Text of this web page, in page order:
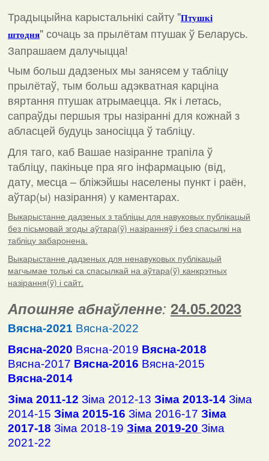
Традыцыйна карыстальнікі сайту "Птушкі
штодня"сочаць за прылётам птушак ў Беларусь.
Запрашаем далучыцца!
Чым больш дадзеных мы занясем у табліцу
прылётаў, тым больш адэкватная карціна
вяртання птушак атрымаецца. Як і летась,
сапраўды першыя тры назіранні для кожнай з
абласцей будуць заносіцца ў табліцу.
Для таго, каб Вашае назіранне трапіла ў
табліцу, пакіньце пра яго інфармацыю (від,
дату, месца – бліжэйшы населены пункт і раён,
аўтар(ы) назірання) у каментарах.
Выкарыстанне дадзеных з табліцы для навуковых публікацый
без пісьмовай згоды аўтара(ў) назіранняў і без спасылкі на
табліцу забаронена.
Выкарыстанне дадзеных для ненавуковых публікацый
магчымае толькі са спасылкай на аўтара(ў) канкрэтных
назірання(ў) і сайт.
Апошняе абнаўленне: 24.05.2023
Вясна-2021 Вясна-2022
Вясна-2020 Вясна-2019 Вясна-2018
Вясна-2017 Вясна-2016 Вясна-2015
Вясна-2014
Зіма 2011-12 Зіма 2012-13 Зіма 2013-14 Зіма
2014-15 Зіма 2015-16 Зіма 2016-17 Зіма
2017-18 Зіма 2018-19 Зіма 2019-20 Зіма
2021-22